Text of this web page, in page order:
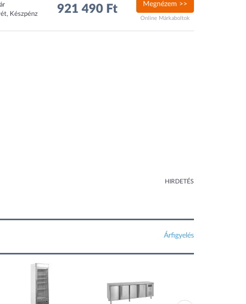
Készpénz
921 490 Ft Megnézem >>
Online Márkaboltok
HIRDETÉS
Árfigyelés